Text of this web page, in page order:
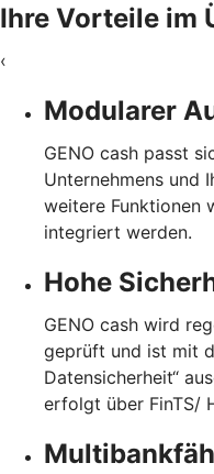
Ihre Vorteile im
‹
Modularer
GENO cash passt
Unternehmens und
weitere Funktionen
integriert werden.
Hohe
GENO cash wird
geprüft und ist mit
Datensicherheit“
erfolgt über FinTS/